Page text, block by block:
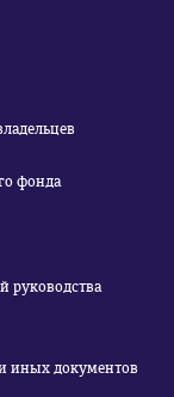
фонда
руководства
иных документов